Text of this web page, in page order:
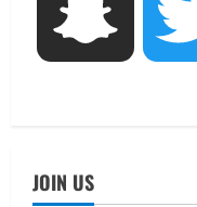
JOIN US
तीलू